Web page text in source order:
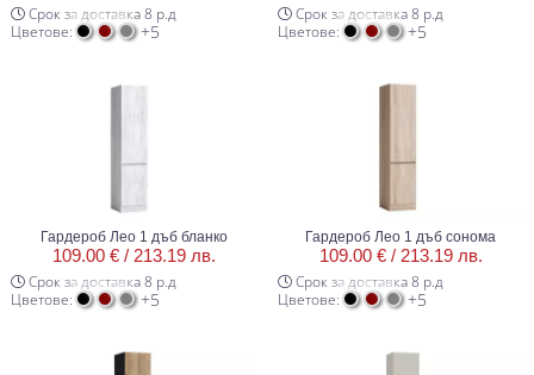
Срок за доставка 8 р.д
Цветове:
+5
Срок за доставка 8 р.д
Цветове:
+5
Гардероб Лео 1 дъб бланко
109.00 € / 213.19 лв.
Срок за доставка 8 р.д
Цветове:
+5
Гардероб Лео 1 дъб сонома
109.00 € / 213.19 лв.
Срок за доставка 8 р.д
Цветове:
+5